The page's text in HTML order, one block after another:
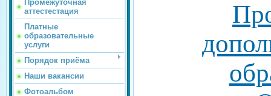
Промежуточная
аттестестация
Платные
образовательные
услуги
Порядок приёма
Наши вакансии
Фотоальбом